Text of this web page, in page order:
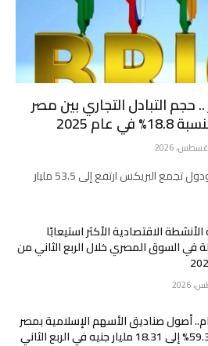
دولار .. حجم التبادل التجاري بين مصر
2025
حجم التبادل التجاري بين مصر ودول تجمع البريكس ارتفع إلى 53.5 مليار
الاقتصادية الأكثر استيعابًا
في السوق المصري خلال الربع الثاني من
أصول صناديق الأسهم الإسلامية بمصر
تقفز 59.3% إلى 18.31 مليار جنيه في الربع الثاني